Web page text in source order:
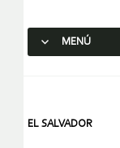
MENÚ
EL SALVADOR